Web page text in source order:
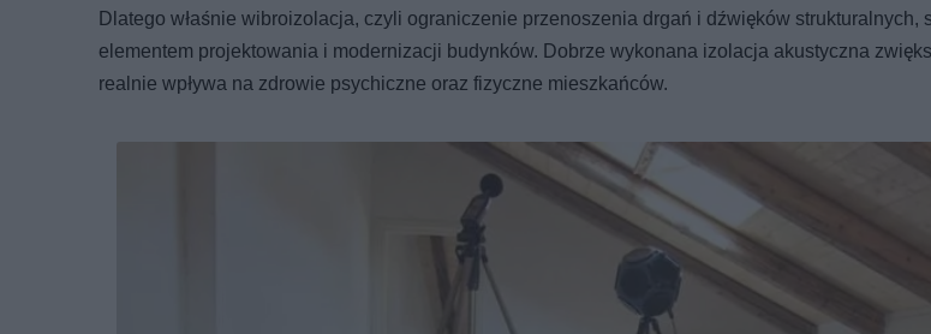
Dlatego właśnie wibroizolacja, czyli ograniczenie przenoszenia drgań i dźwięków strukturalnych,
elementem projektowania i modernizacji budynków. Dobrze wykonana izolacja akustyczna
realnie wpływa na zdrowie psychiczne oraz fizyczne mieszkańców.